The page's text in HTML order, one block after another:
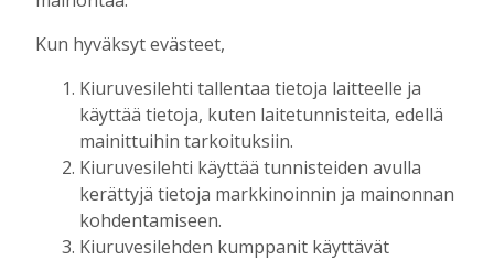
DigitilaussisältääKiuruvesilehti.fi
uutisvirran, uudet näköislehdet,
näköislehtien arkiston ja tulevaisuudessa
sähköpostiin lähetettävän uutiskirjeen.
Digitilaukseen kuuluva Kiuruvesi-lehden
näköislehtijulkaistaan tiistai-iltaisin klo 20
Kun hyväksyt evästeet,
Kiuruvesilehti tallentaa tietoja laitteelle ja
käyttää tietoja, kuten laitetunnisteita, edellä
mainittuihin tarkoituksiin.
Kiuruvesilehti käyttää tunnisteiden avulla
kerättyjä tietoja markkinoinnin ja mainonnan
kohdentamiseen.
Kiuruvesilehden kumppanit käyttävät